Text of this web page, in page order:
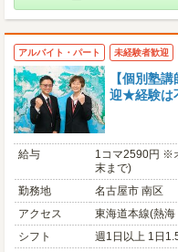
アルバイト・パート 未経験者歓迎
【個別塾
迎★経験は
給与
1コマ2590円 ※
末まで)
勤務地
名古屋市 南区
アクセス
東海道本線(熱
シフト
週1日以上 1日